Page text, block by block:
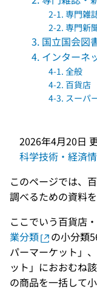
2-1. 専門雑
2-2. 専門新
3. 国立国会図
4. インターネ
4-1. 全般
4-2. 百貨店
4-3. スーパ
2026年4月20日
科学技術・経済
このページでは、
調べるための資料
ここでいう百貨店
業分類
の小分類
パーマーケット」
ット」におおむね
の商品を一括して